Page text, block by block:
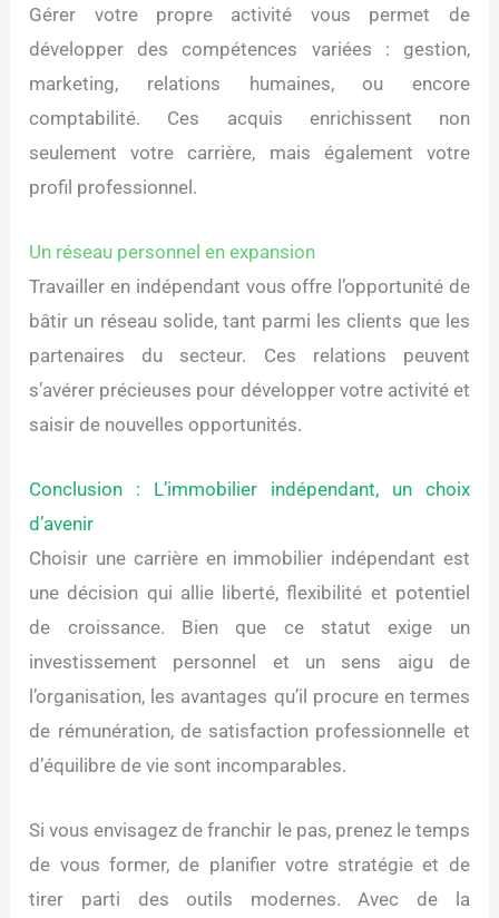
Gérer votre propre activité vous permet de
développer des compétences variées : gestion,
marketing, relations humaines, ou encore
comptabilité. Ces acquis enrichissent non
seulement votre carrière, mais également votre
profil professionnel.
Un réseau personnel en expansion
Travailler en indépendant vous offre l’opportunité de
bâtir un réseau solide, tant parmi les clients que les
partenaires du secteur. Ces relations peuvent
s’avérer précieuses pour développer votre activité et
saisir de nouvelles opportunités.
Conclusion : L’immobilier indépendant, un choix
d’avenir
Choisir une carrière en immobilier indépendant est
une décision qui allie liberté, flexibilité et potentiel
de croissance. Bien que ce statut exige un
investissement personnel et un sens aigu de
l’organisation, les avantages qu’il procure en termes
de rémunération, de satisfaction professionnelle et
d’équilibre de vie sont incomparables.
Si vous envisagez de franchir le pas, prenez le temps
de vous former, de planifier votre stratégie et de
tirer parti des outils modernes. Avec de la